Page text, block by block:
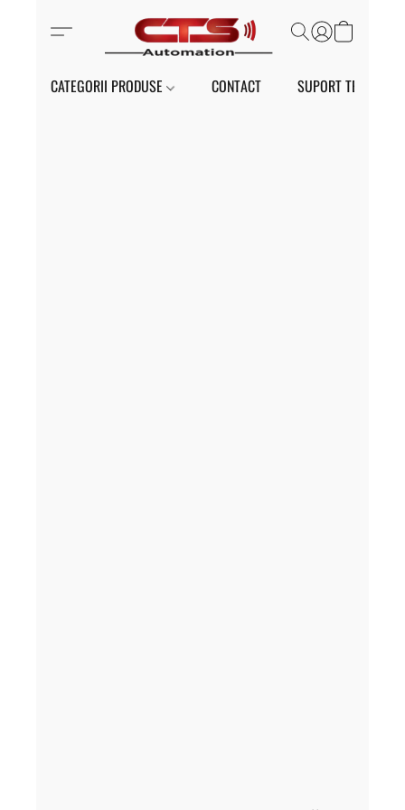
CATEGORII PRODUSE CONTACT SUPORT TEHNIC